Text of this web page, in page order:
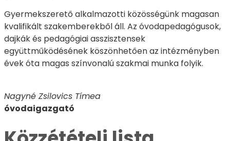
Gyermekszerető alkalmazotti közösségünk magasan
kvalifikált szakemberekből áll. Az óvodapedagógusok,
dajkák és pedagógiai asszisztensek
együttműködésének köszönhetően az intézményben
évek óta magas színvonalú szakmai munka folyik.
Nagyné Zsilovics Tímea
óvodaigazgató